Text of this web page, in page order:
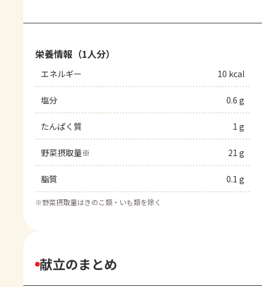
栄養情報（1人分）
エネルギー 10 kcal
塩分 0.6 g
たんぱく質 1 g
野菜摂取量※ 21 g
脂質 0.1 g
※野菜摂取量はきのこ類・いも類を除く
献立のまとめ